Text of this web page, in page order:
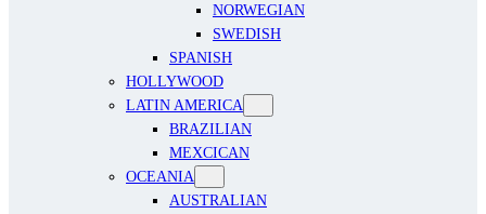
NORWEGIAN
SWEDISH
SPANISH
HOLLYWOOD
LATIN AMERICA
BRAZILIAN
MEXCICAN
OCEANIA
AUSTRALIAN